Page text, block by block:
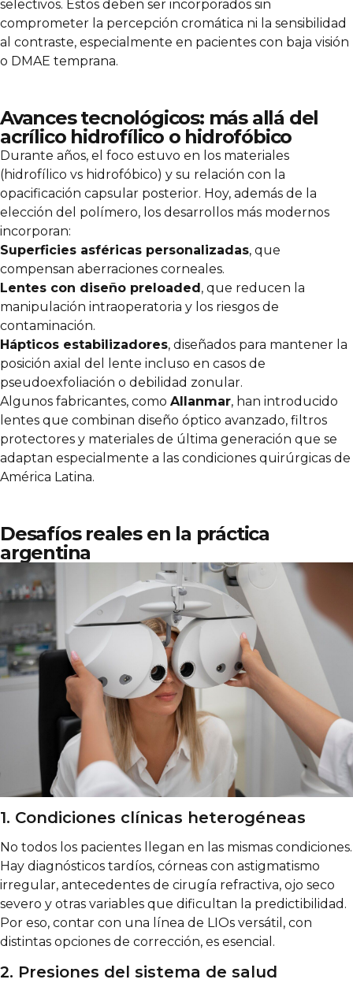
selectivos. Estos deben ser incorporados sin
comprometer la percepción cromática ni la sensibilidad
al contraste, especialmente en pacientes con baja visión
o DMAE temprana.
Avances tecnológicos: más allá del
acrílico hidrofílico o hidrofóbico
Durante años, el foco estuvo en los materiales
(hidrofílico vs hidrofóbico) y su relación con la
opacificación capsular posterior. Hoy, además de la
elección del polímero, los desarrollos más modernos
incorporan:
Superficies asféricas personalizadas, que
compensan aberraciones corneales.
Lentes con diseño preloaded, que reducen la
manipulación intraoperatoria y los riesgos de
contaminación.
Hápticos estabilizadores, diseñados para mantener la
posición axial del lente incluso en casos de
pseudoexfoliación o debilidad zonular.
Algunos fabricantes, como Allanmar, han introducido
lentes que combinan diseño óptico avanzado, filtros
protectores y materiales de última generación que se
adaptan especialmente a las condiciones quirúrgicas de
América Latina.
Desafíos reales en la práctica
argentina
1. Condiciones clínicas heterogéneas
No todos los pacientes llegan en las mismas condiciones.
Hay diagnósticos tardíos, córneas con astigmatismo
irregular, antecedentes de cirugía refractiva, ojo seco
severo y otras variables que dificultan la predictibilidad.
Por eso, contar con una línea de LIOs versátil, con
distintas opciones de corrección, es esencial.
2. Presiones del sistema de salud